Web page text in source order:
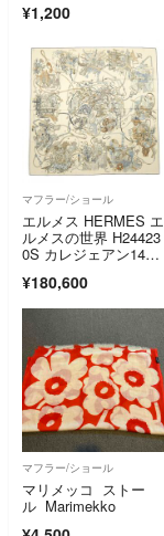
¥1,200
マフラー/ショール
エルメス HERMES エ
ルメスの世界 H24423
0S カレジェアン14
¥180,600
マフラー/ショール
マリメッコ ストー
ル Marimekko